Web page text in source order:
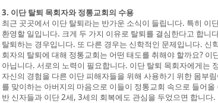
3. 이단 탈퇴 목회자와 정통교회의 수용
최근 곳곳에서 이단 탈퇴라는 반가운 소식이 들립니다. 특히
환영할 일입니다. 크게 두 가지 이유로 탈퇴를 결심한다고 합니
탈퇴하는 경우입니다. 또 다른 경우는 신학적인 문제입니다.
회자의 탈퇴에 대해 정통교회는 어떤 태도를 취해야 할까요?
아닙니다. 서로의 노력이 필요합니다. 이단 탈퇴 목회자에게는
자신의 경험을 다른 이단 피해자들을 위해 사용하기 위한 몸부
를 맞이하는 아버지의 마음으로 이들이 정통교회 속으로 들어
반 신자들과 이단 2세, 3세의 회복에도 관심을 두었으면 합니다.